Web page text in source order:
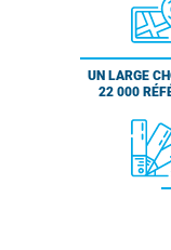
UN LARGE
22 000